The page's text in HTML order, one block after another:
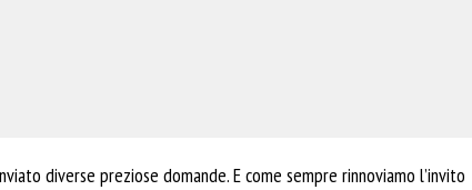
diverse preziose domande. E come sempre rinnoviamo l’invito